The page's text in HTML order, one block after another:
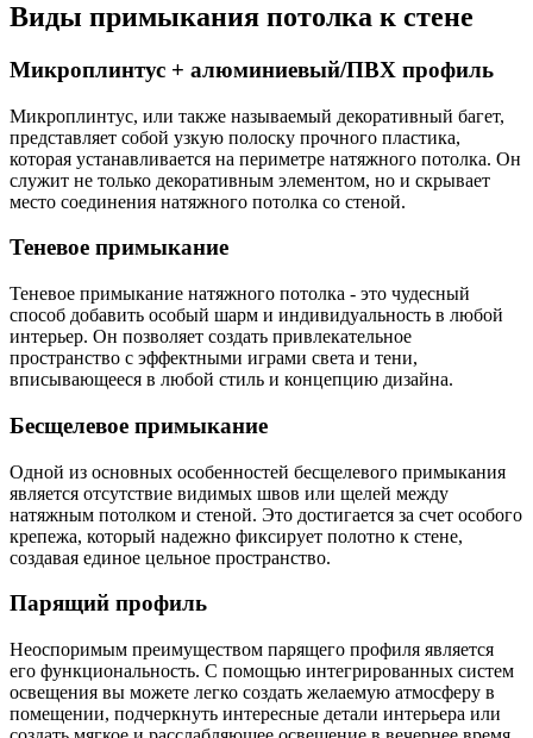
Виды примыкания потолка к стене
Микроплинтус + алюминиевый/ПВХ профиль
Микроплинтус, или также называемый декоративный багет,
представляет собой узкую полоску прочного пластика,
которая устанавливается на периметре натяжного потолка. Он
служит не только декоративным элементом, но и скрывает
место соединения натяжного потолка со стеной.
Теневое примыкание
Теневое примыкание натяжного потолка - это чудесный
способ добавить особый шарм и индивидуальность в любой
интерьер. Он позволяет создать привлекательное
пространство с эффектными играми света и тени,
вписывающееся в любой стиль и концепцию дизайна.
Бесщелевое примыкание
Одной из основных особенностей бесщелевого примыкания
является отсутствие видимых швов или щелей между
натяжным потолком и стеной. Это достигается за счет особого
крепежа, который надежно фиксирует полотно к стене,
создавая единое цельное пространство.
Парящий профиль
Неоспоримым преимуществом парящего профиля является
его функциональность. С помощью интегрированных систем
освещения вы можете легко создать желаемую атмосферу в
помещении, подчеркнуть интересные детали интерьера или